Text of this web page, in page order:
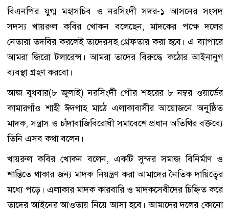
বিএনপির যুগ্ম মহাসচিব ও নরসিংদী সদর-১ আসনের সংসদ
সদস্য খায়রুল কবির খোকন বলেছেন, মাদকের পক্ষে দলের
নেতারা তদবির করলেই তাদেরসহ গ্রেফতার করা হবে। এ ব্যাপারে
আমরা জিরো টলারেন্স। আমরা তাদের বিরুদ্ধে কঠোর আইনানুগ
ব্যবস্থা গ্রহণ করবো।
আজ বুধবার(৮ জুলাই) নরসিংদী পৌর শহরের ৮ নম্বর ওয়ার্ডের
কামারগাঁও শাহী ঈদগাহ মাঠে এলাকাবাসীর আয়োজনে অনুষ্ঠিত
মাদক, সন্ত্রাস ও চাঁদাবাজিবিরোধী সমাবেশে প্রধান অতিথির বক্তব্যে
তিনি এসব কথা বলেন।
খায়রুল কবির খোকন বলেন, একটি সুন্দর সমাজ বিনির্মাণ ও
শান্তিতে থাকার জন্য মাদক নিয়ন্ত্রণ করা আমাদের নৈতিক দায়িত্বের
মধ্যে পড়ে। এলাকার মাদক কারবারি ও মাদকসেবীদের চিহ্নিত করে
তাদের আইনের আওতায় নিয়ে আসা হবে। আমাদের দলের কোনো